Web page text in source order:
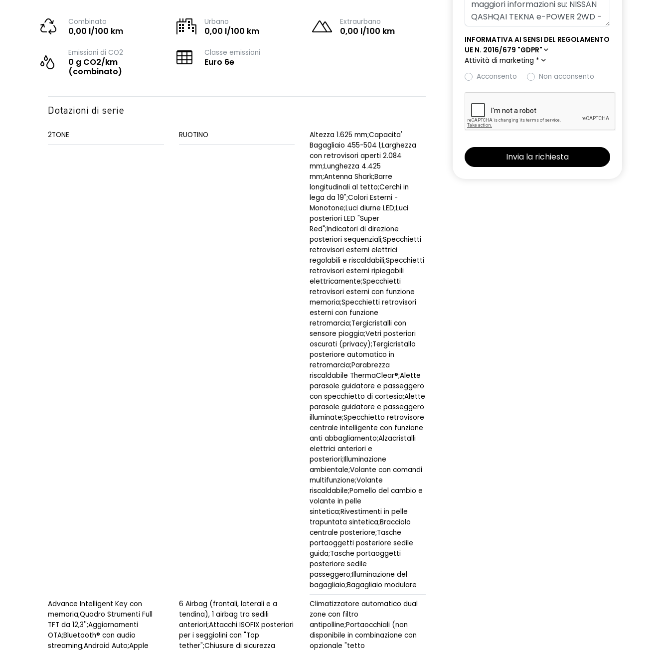
Combinato
0,00 l/100 km
Urbano
0,00 l/100 km
Extraurbano
0,00 l/100 km
Emissioni di CO2
0 g CO2/km
(combinato)
Classe emissioni
Euro 6e
Dotazioni di serie
2TONE RUOTINO
Altezza 1.625 mm;Capacita'
Bagagliaio 455-504 l;Larghezza
con retrovisori aperti 2.084
mm;Lunghezza 4.425
mm;Antenna Shark;Barre
longitudinali al tetto;Cerchi in
lega da 19";Colori Esterni -
Monotone;Luci diurne LED;Luci
posteriori LED "Super
Red";Indicatori di direzione
posteriori sequenziali;Specchietti
retrovisori esterni elettrici
regolabili e riscaldabili;Specchietti
retrovisori esterni ripiegabili
elettricamente;Specchietti
retrovisori esterni con funzione
memoria;Specchietti retrovisori
esterni con funzione
retromarcia;Tergicristalli con
sensore pioggia;Vetri posteriori
oscurati (privacy);Tergicristallo
posteriore automatico in
retromarcia;Parabrezza
riscaldabile ThermaClear®;Alette
parasole guidatore e passeggero
con specchietto di cortesia;Alette
parasole guidatore e passeggero
illuminate;Specchietto retrovisore
centrale intelligente con funzione
anti abbagliamento;Alzacristalli
elettrici anteriori e
posteriori;Illuminazione
ambientale;Volante con comandi
multifunzione;Volante
riscaldabile;Pomello del cambio e
volante in pelle
sintetica;Rivestimenti in pelle
trapuntata sintetica;Bracciolo
centrale posteriore;Tasche
portaoggetti posteriore sedile
guida;Tasche portaoggetti
posteriore sedile
passeggero;Illuminazione del
bagagliaio;Bagagliaio modulare
Advance Intelligent Key con
memoria;Quadro Strumenti Full
TFT da 12,3'';Aggiornamenti
OTA;Bluetooth® con audio
streaming;Android Auto;Apple
6 Airbag (frontali, laterali e a
tendina), 1 airbag tra sedili
anteriori;Attacchi ISOFIX posteriori
per i seggiolini con "Top
tether";Chiusure di sicurezza
Climatizzatore automatico dual
zone con filtro
antipolline;Portaocchiali (non
disponibile in combinazione con
opzionale "tetto
INFORMATIVA AI SENSI DEL REGOLAMENTO
UE N. 2016/679 "GDPR"
Attività di marketing *
Acconsento
Non acconsento